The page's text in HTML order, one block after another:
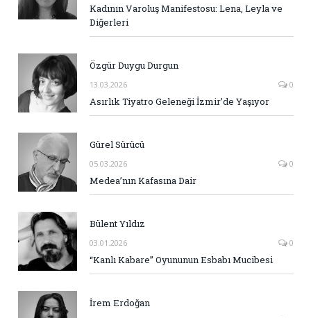
Kadının Varoluş Manifestosu: Lena, Leyla ve
Diğerleri
Özgür Duygu Durgun
13.03.2026 0
Asırlık Tiyatro Geleneği İzmir’de Yaşıyor
Gürel Sürücü
05.03.2026 0
Medea’nın Kafasına Dair
Bülent Yıldız
03.01.2026 0
“Kanlı Kabare” Oyununun Esbabı Mucibesi
İrem Erdoğan